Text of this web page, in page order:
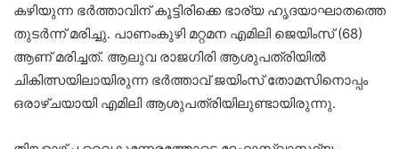
കഴിയുന്ന ഭർത്താവിന് കൂട്ടിരിക്കെ ഭാര്യ ഹൃദയാഘാതത്തെ
തുടർന്ന് മരിച്ചു. പാണംകുഴി മറ്റമന എമിലി ജെയിംസ് (68)
ആണ് മരിച്ചത്. ആലുവ രാജഗിരി ആശുപത്രിയിൽ
ചികിത്സയിലായിരുന്ന ഭർത്താവ് ജയിംസ് തോമസിനൊപ്പം
ഒരാഴ്ചയായി എമിലി ആശുപത്രിയിലുണ്ടായിരുന്നു.